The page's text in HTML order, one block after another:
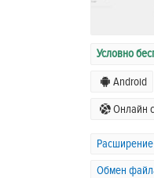
Условно
Android
Онлайн
Обмен